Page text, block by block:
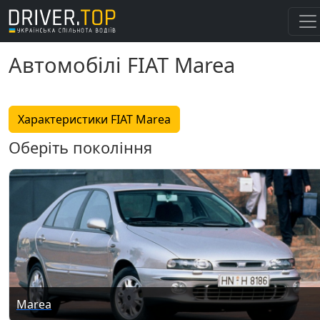
Автомобілі FIAT Marea
Характеристики FIAT Marea
Оберіть покоління
Marea